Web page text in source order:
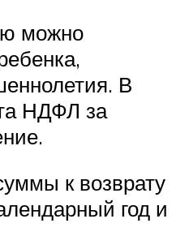
можно
В
НДФЛ за
к возврату
год и